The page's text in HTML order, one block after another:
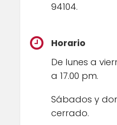
94104.
Horario
De lunes a
a 17.00 pm.
Sábados y
cerrado.